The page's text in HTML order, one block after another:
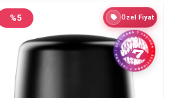
%5 Özel Fiyat